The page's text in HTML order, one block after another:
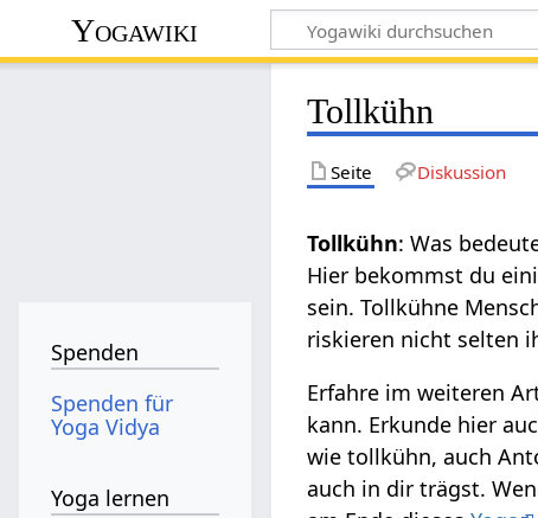
Yogawiki
Tollkühn
Seite Diskussion
Tollkühn: Was
Hier bekommst du
sein. Tollkühne
riskieren nicht selten
Erfahre im weiteren
kann. Erkunde hier
wie tollkühn, auch
auch in dir trägst.
Spenden
Spenden für
Yoga Vidya
Yoga lernen